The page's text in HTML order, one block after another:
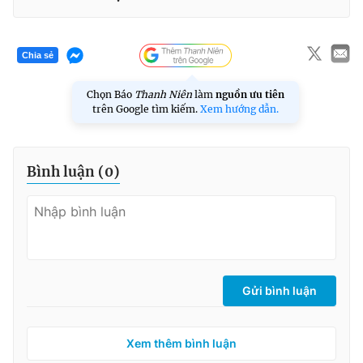
Chia sẻ
Chọn Báo Thanh Niên làm nguồn ưu tiên
trên Google tìm kiếm. Xem hướng dẫn.
Bình luận (0)
Gửi bình luận
Xem thêm bình luận